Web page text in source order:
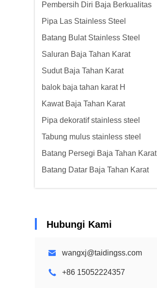
Pembersih Diri Baja Berkualitas
Pipa Las Stainless Steel
Batang Bulat Stainless Steel
Saluran Baja Tahan Karat
Sudut Baja Tahan Karat
balok baja tahan karat H
Kawat Baja Tahan Karat
Pipa dekoratif stainless steel
Tabung mulus stainless steel
Batang Persegi Baja Tahan Karat
Batang Datar Baja Tahan Karat
Hubungi Kami
wangxj@taidingss.com
+86 15052224357